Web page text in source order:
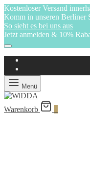
Kostenloser Versand
Komm in unseren Berliner
So sieht es bei uns aus
Jetzt anmelden & 10%
Menü
Warenkorb